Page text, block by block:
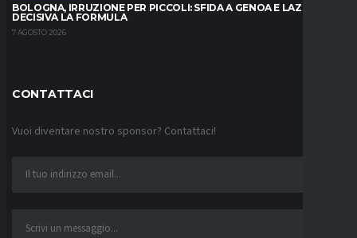
BOLOGNA, IRRUZIONE PER PICCOLI: SFIDA A GENOA E LAZIO,
DECISIVA LA FORMULA
7 AGOSTO 2026
CONTATTACI
Vuoi diventare nostro sponsor? Contattaci!